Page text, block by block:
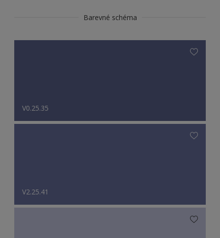
Barevné schéma
V0.25.35
V2.25.41